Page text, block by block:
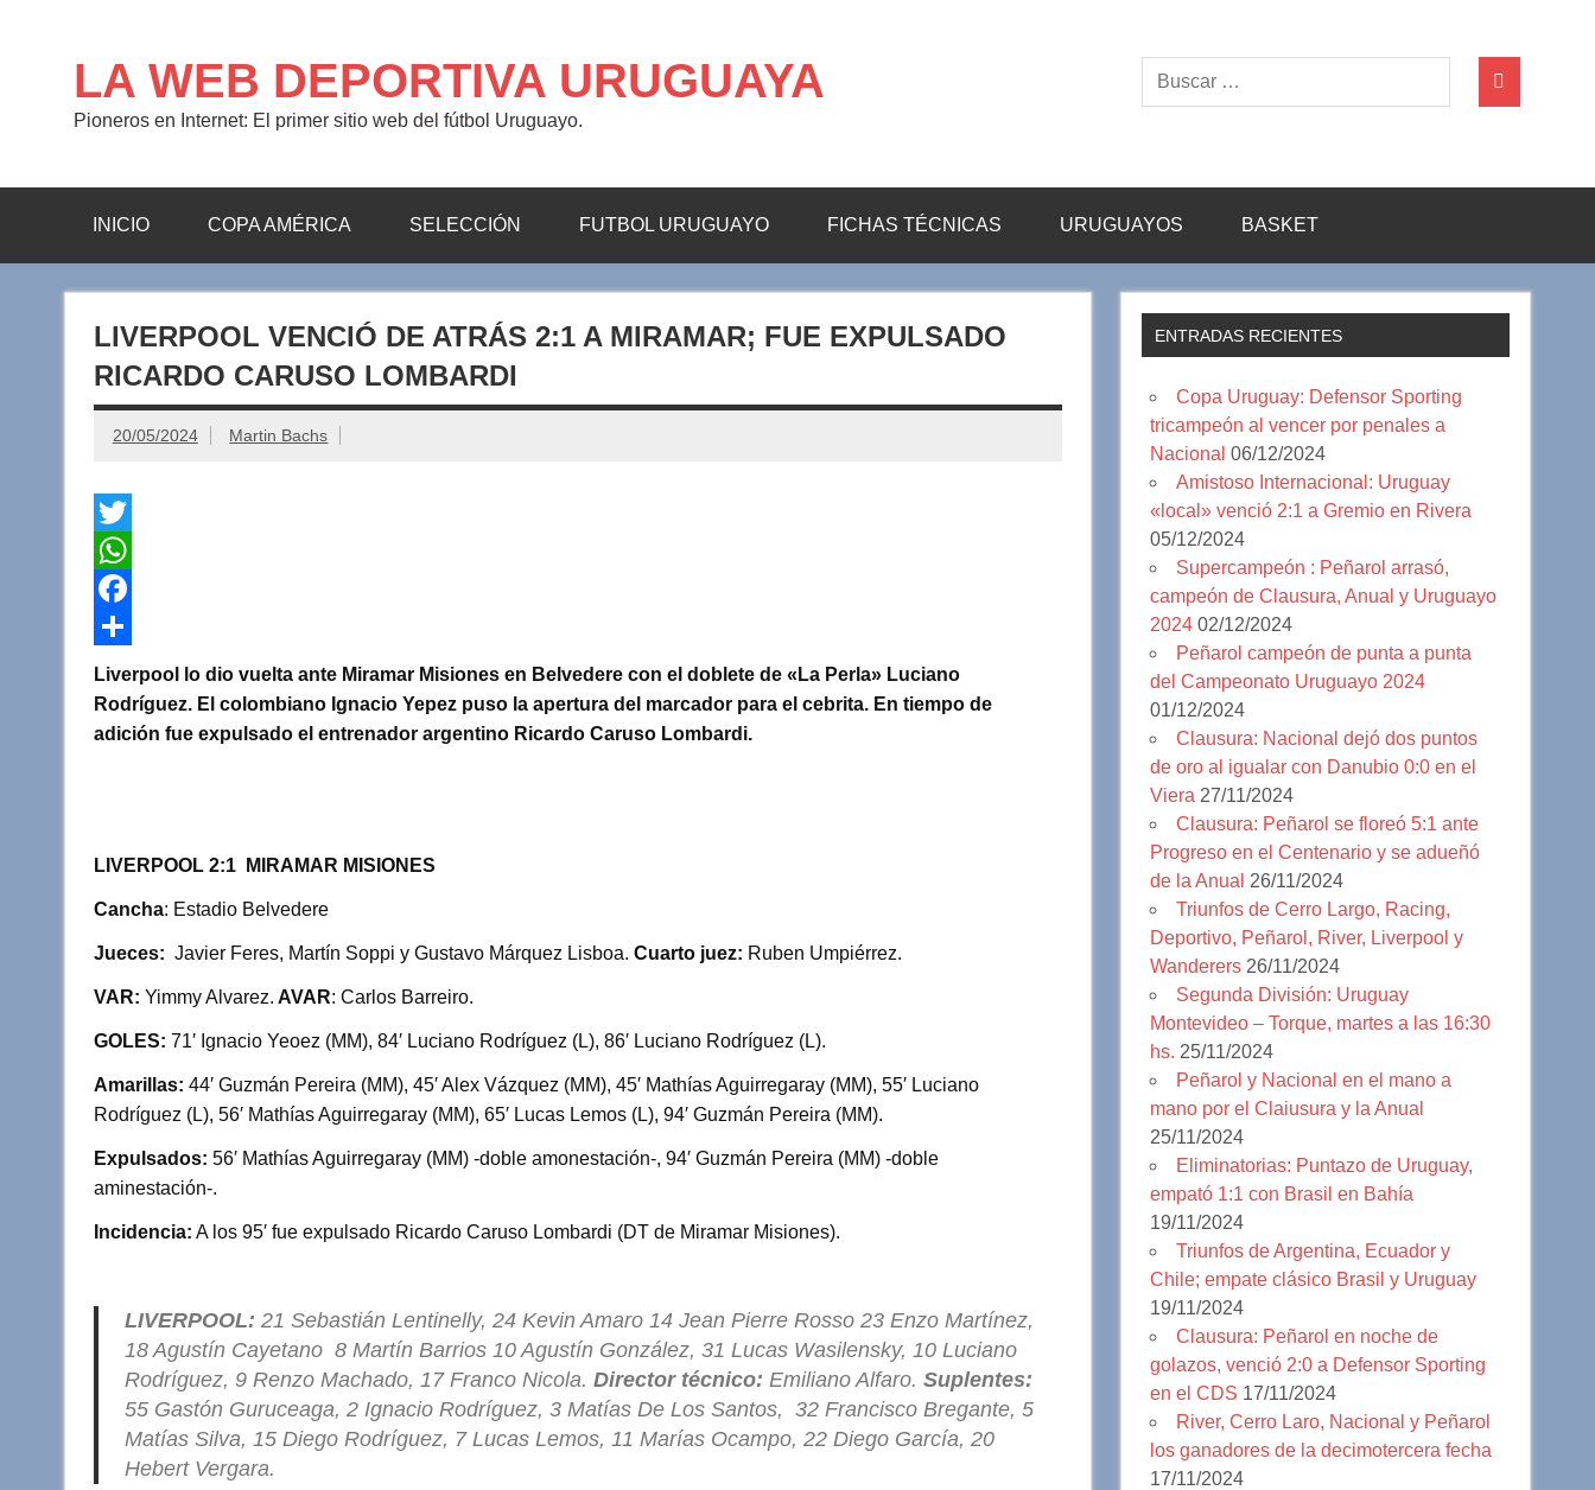
LA WEB DEPORTIVA URUGUAYA
Pioneros en Internet: El primer sitio web del fútbol Uruguayo.
INICIO COPA AMÉRICA SELECCIÓN FUTBOL URUGUAYO FICHAS TÉCNICAS URUGUAYOS BASKET
LIVERPOOL VENCIÓ DE ATRÁS 2:1 A MIRAMAR; FUE EXPULSADO
RICARDO CARUSO LOMBARDI
20/05/2024 Martin Bachs
T
w
t
t
e
W
h
a
t
s
p
F
a
c
e
o
C
o
m
r
Liverpool lo dio vuelta ante Miramar Misiones en Belvedere con el doblete de «La Perla» Luciano
Rodríguez. El colombiano Ignacio Yepez puso la apertura del marcador para el cebrita. En tiempo de
adición fue expulsado el entrenador argentino Ricardo Caruso Lombardi.
LIVERPOOL 2:1 MIRAMAR MISIONES
Cancha: Estadio Belvedere
Jueces: Javier Feres, Martín Soppi y Gustavo Márquez Lisboa. Cuarto juez: Ruben Umpiérrez.
VAR: Yimmy Alvarez. AVAR: Carlos Barreiro.
GOLES: 71′ Ignacio Yeoez (MM), 84′ Luciano Rodríguez (L), 86′ Luciano Rodríguez (L).
Amarillas: 44′ Guzmán Pereira (MM), 45′ Alex Vázquez (MM), 45′ Mathías Aguirregaray (MM), 55′ Luciano
Rodríguez (L), 56′ Mathías Aguirregaray (MM), 65′ Lucas Lemos (L), 94′ Guzmán Pereira (MM).
Expulsados: 56′ Mathías Aguirregaray (MM) -doble amonestación-, 94′ Guzmán Pereira (MM) -doble
aminestación-.
Incidencia: A los 95′ fue expulsado Ricardo Caruso Lombardi (DT de Miramar Misiones).
LIVERPOOL: 21 Sebastián Lentinelly, 24 Kevin Amaro 14 Jean Pierre Rosso 23 Enzo Martínez,
18 Agustín Cayetano 8 Martín Barrios 10 Agustín González, 31 Lucas Wasilensky, 10 Luciano
Rodríguez, 9 Renzo Machado, 17 Franco Nicola.Director técnico: Emiliano Alfaro.Suplentes:
55 Gastón Guruceaga, 2 Ignacio Rodríguez, 3 Matías De Los Santos, 32 Francisco Bregante, 5
Matías Silva, 15 Diego Rodríguez, 7 Lucas Lemos, 11 Marías Ocampo, 22 Diego García, 20
Hebert Vergara.
ENTRADAS RECIENTES
Copa Uruguay: Defensor Sporting
tricampeón al vencer por penales a
Nacional 06/12/2024
Amistoso Internacional: Uruguay
«local» venció 2:1 a Gremio en Rivera
05/12/2024
Supercampeón : Peñarol arrasó,
campeón de Clausura, Anual y Uruguayo
2024 02/12/2024
Peñarol campeón de punta a punta
del Campeonato Uruguayo 2024
01/12/2024
Clausura: Nacional dejó dos puntos
de oro al igualar con Danubio 0:0 en el
Viera 27/11/2024
Clausura: Peñarol se floreó 5:1 ante
Progreso en el Centenario y se adueñó
de la Anual 26/11/2024
Triunfos de Cerro Largo, Racing,
Deportivo, Peñarol, River, Liverpool y
Wanderers 26/11/2024
Segunda División: Uruguay
Montevideo – Torque, martes a las 16:30
hs. 25/11/2024
Peñarol y Nacional en el mano a
mano por el Claiusura y la Anual
25/11/2024
Eliminatorias: Puntazo de Uruguay,
empató 1:1 con Brasil en Bahía
19/11/2024
Triunfos de Argentina, Ecuador y
Chile; empate clásico Brasil y Uruguay
19/11/2024
Clausura: Peñarol en noche de
golazos, venció 2:0 a Defensor Sporting
en el CDS 17/11/2024
River, Cerro Laro, Nacional y Peñarol
los ganadores de la decimotercera fecha
17/11/2024